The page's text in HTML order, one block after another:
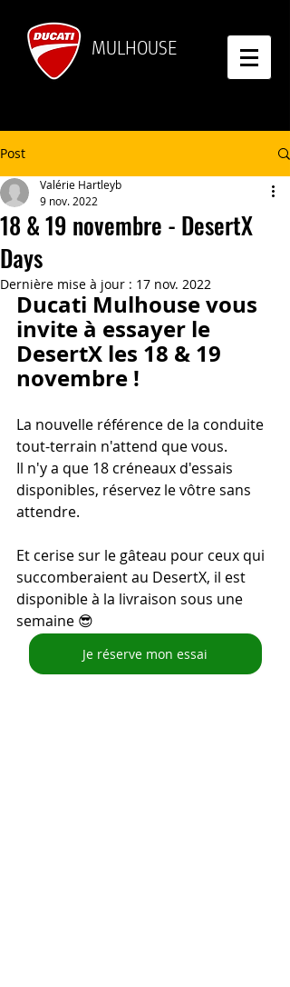
MULHOUSE
Post
18 & 19 novembre - DesertX
Days
Valérie Hartleyb
9 nov. 2022
Dernière mise à jour : 17 nov. 2022
Ducati Mulhouse vous
invite à essayer le
DesertX les 18 & 19
novembre !
La nouvelle référence de la conduite
tout-terrain n'attend que vous.
Il n'y a que 18 créneaux d'essais
disponibles, réservez le vôtre sans
attendre.
Et cerise sur le gâteau pour ceux qui
succomberaient au DesertX, il est
disponible à la livraison sous une
semaine 😎
Je réserve mon essai